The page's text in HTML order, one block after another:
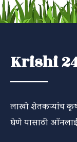
Krishi
लाखो शेतकऱ्यांच
घेणे यासाठी